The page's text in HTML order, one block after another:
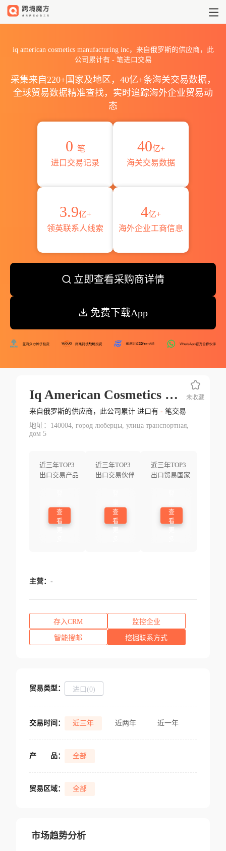
iq american cosmetics manufacturing inc，来自俄罗斯的供应商，此
公司累计有 -笔进口交易
采集来自220+国家及地区，40亿+条海关交易数据，
全球贸易数据精准查找，实时追踪海外企业贸易动
态
0 笔
进口交易记录
40亿+
海关交易数据
3.9亿+
领英联系人线索
4亿+
海外企业工商信息
立即查看采购商详情
免费下载App
Iq American Cosmetics Manufacturing Inc
来自俄罗斯的供应商，此公司累计 进口有 -笔交易
地址：140004, город люберцы, улица транспортная,
дом 5
近三年TOP3
出口交易产品
查
看
近三年TOP3
出口交易伙伴
查
看
近三年TOP3
出口贸易国家
查
看
未收藏
主营： -
存入CRM 监控企业
智能搜邮 挖掘联系方式
贸易类型： 进口(0)
交易时间： 近三年 近两年 近一年
产 品： 全部
贸易区域： 全部
市场趋势分析